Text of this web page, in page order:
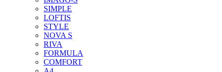
SIMPLE
LOFTIS
STYLE
NOVA S
RIVA
FORMULA
COMFORT